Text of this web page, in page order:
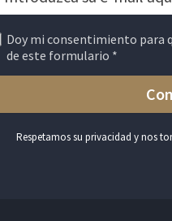
Doy mi consentimiento para
de este formulario *
Respetamos su privacidad y nos